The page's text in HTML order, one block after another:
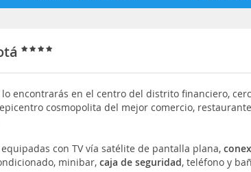
lo encontrarás en el centro del distrito financiero,
cosmopolita del mejor comercio,
con TV vía satélite de pantalla plana,
minibar,caja de seguridad, teléfono y